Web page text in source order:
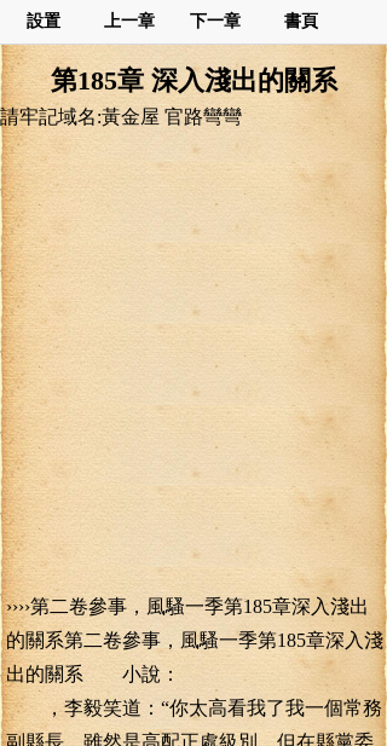
設置 上一章 下一章 書頁
第185章 深入淺出的關系
請牢記域名:黃金屋 官路彎彎
››››第二卷參事，風騷一季第185章深入淺出
的關系第二卷參事，風騷一季第185章深入淺
出的關系 小說：
，李毅笑道：“你太高看我了我一個常務
副縣長，雖然是高配正處級別，但在縣黨委